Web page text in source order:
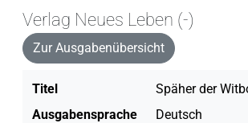
Verlag Neues Leben (-)
Zur Ausgabenübersicht
Titel
Späher der
Ausgabensprache
Deutsch